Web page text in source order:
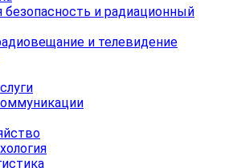
безопасность и радиационный
и телевидение